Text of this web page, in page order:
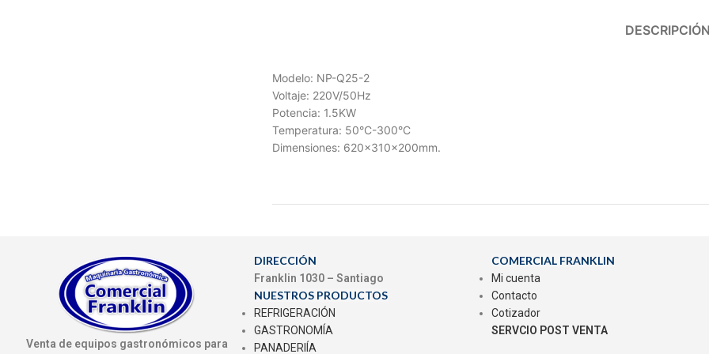
Modelo: NP-Q25-2
Voltaje: 220V/50Hz
Potencia: 1.5KW
Temperatura: 50°C-300°C
Dimensiones: 620x310x200mm.
Venta de equipos gastronómicos para
DIRECCIÓN
Franklin 1030 – Santiago
NUESTROS PRODUCTOS
REFRIGERACIÓN
GASTRONOMÍA
PANADERIÍA
COMERCIAL FRANKLIN
Mi cuenta
Contacto
Cotizador
SERVCIO POST VENTA